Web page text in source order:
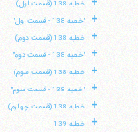
خطبه 138 (قسمت اول)
+ "خطبه 138 - قسمت اول"
+ خطبه 138 (قسمت دوم)
+ "خطبه 138 - قسمت دوم"
+ خطبه 138 (قسمت سوم)
+ "خطبه 138 - قسمت سوم"
+ خطبه 138 (قسمت چهارم)
+ خطبه 139